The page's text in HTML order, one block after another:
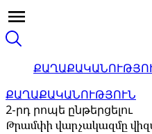
ՔԱՂԱՔԱԿԱՆՈՒԹՅՈՒՆ
2-րդ րոպե ընթերցելու
Թրամփի վարչակազմը